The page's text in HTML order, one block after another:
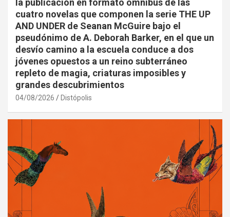
la publicación en formato omnibus de las
cuatro novelas que componen la serie THE UP
AND UNDER de Seanan McGuire bajo el
pseudónimo de A. Deborah Barker, en el que un
desvío camino a la escuela conduce a dos
jóvenes opuestos a un reino subterráneo
repleto de magia, criaturas imposibles y
grandes descubrimientos
04/08/2026 Distópolis